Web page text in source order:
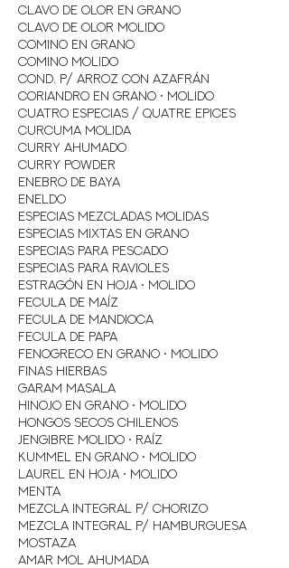
Clavo de Olor en Grano
Clavo de Olor Molido
Comino en Grano
Comino Molido
Cond. P/ Arroz con Azafrán
Coriandro en Grano • Molido
Cuatro Especias / Quatre Epices
Curcuma Molida
Curry Ahumado
Curry Powder
Enebro de Baya
Eneldo
Especias Mezcladas Molidas
Especias Mixtas en Grano
Especias para Pescado
Especias para Ravioles
Estragón en Hoja • Molido
Fecula de Maíz
Fecula de Mandioca
Fecula de Papa
Fenogreco en Grano • Molido
Finas Hierbas
Garam Masala
Hinojo en Grano • Molido
Hongos Secos Chilenos
Jengibre Molido • Raíz
Kummel en Grano • Molido
Laurel en Hoja • Molido
Menta
Mezcla Integral P/ Chorizo
Mezcla Integral P/ Hamburguesa
Mostaza
Amar Mol Ahumada